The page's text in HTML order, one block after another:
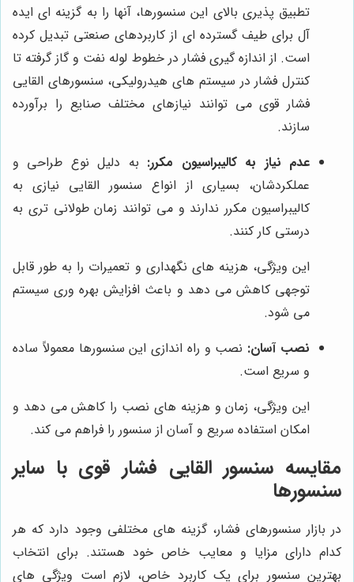
تطبیق پذیری بالای این سنسورها، آنها را به گزینه ای ایده
آل برای طیف گسترده ای از کاربردهای صنعتی تبدیل کرده
است. از اندازه گیری فشار در خطوط لوله نفت و گاز گرفته تا
کنترل فشار در سیستم های هیدرولیکی، سنسورهای القایی
فشار قوی می توانند نیازهای مختلف صنایع را برآورده
سازند.
عدم نیاز به کالیبراسیون مکرر: به دلیل نوع طراحی و
عملکردشان، بسیاری از انواع سنسور القایی نیازی به
کالیبراسیون مکرر ندارند و می توانند زمان طولانی تری به
درستی کار کنند.
این ویژگی، هزینه های نگهداری و تعمیرات را به طور قابل
توجهی کاهش می دهد و باعث افزایش بهره وری سیستم
می شود.
نصب آسان: نصب و راه اندازی این سنسورها معمولاً ساده
و سریع است.
این ویژگی، زمان و هزینه های نصب را کاهش می دهد و
امکان استفاده سریع و آسان از سنسور را فراهم می کند.
مقایسه سنسور القایی فشار قوی با سایر
سنسورها
در بازار سنسورهای فشار، گزینه های مختلفی وجود دارد که هر
کدام دارای مزایا و معایب خاص خود هستند. برای انتخاب
بهترین سنسور برای یک کاربرد خاص، لازم است ویژگی های